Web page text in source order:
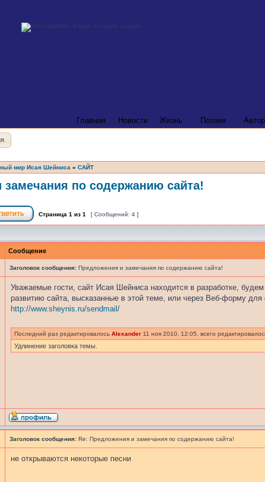
Главная Новости Жизнь Поэзия
мир Исая Шейниса » САЙТ
по содержанию сайта!
Страница 1 из 1 [ Сообщений: 4 ]
Сообщение
Заголовок сообщения: Предложения и замечания по содержанию сайта!
Уважаемые гости, сайт Исая Шейниса находится в разработке,
развитию сайта, высказанные в этой теме, или через Веб-форму
http://www.sheynis.ru/sendmail/
Последний раз редактировалось Alexander 11 ноя 2010, 12:05, всего
Удлинение заголовка темы.
Заголовок сообщения: Re: Предложения и замечания по содержанию сайта!
не открываются некоторые песни